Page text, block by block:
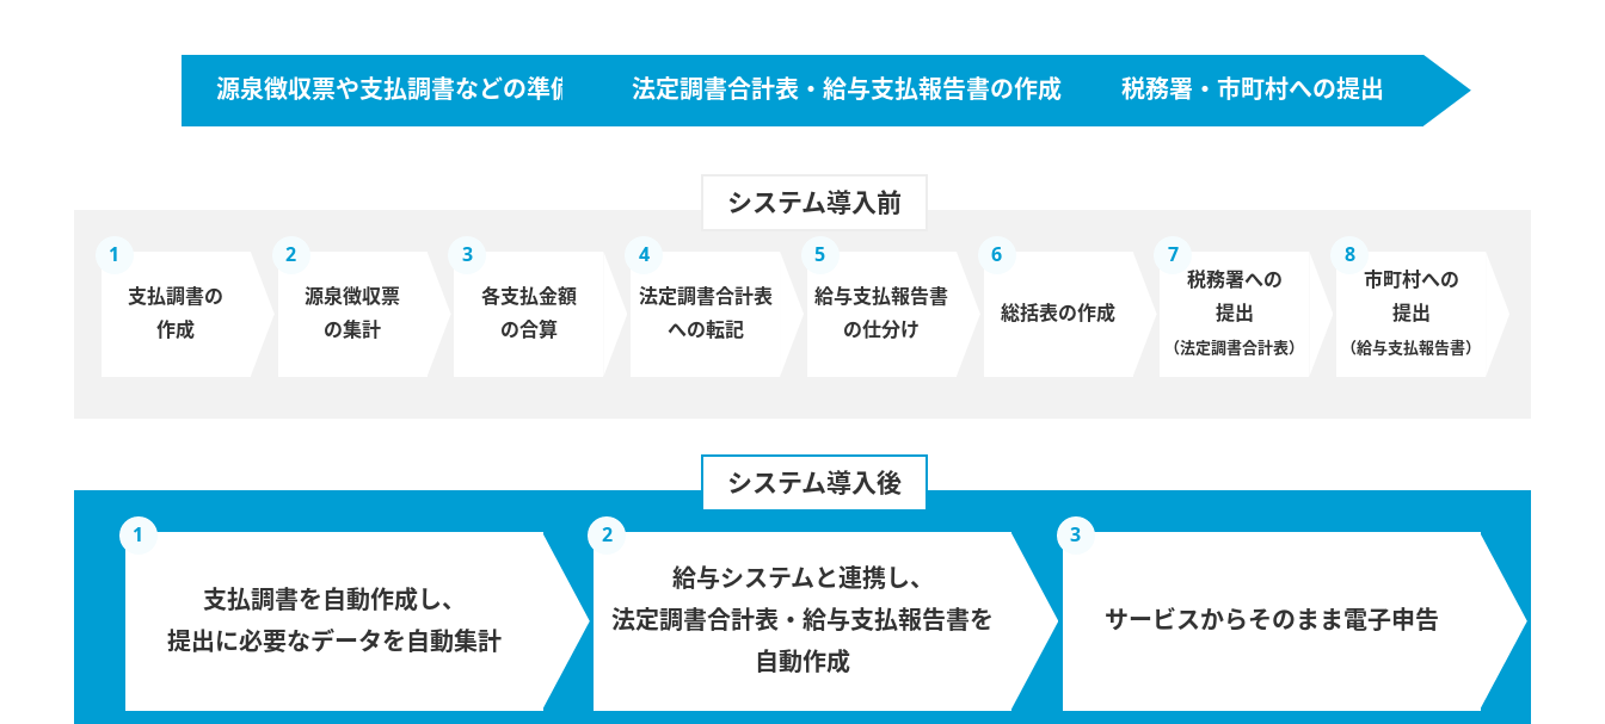
源泉徴収票や支払調書などの準備 法定調書合計表・給与支払報告書の作成 税務署・市町村への提出
システム導入前
1
支払調書の
作成
2
源泉徴収票
の集計
3
各支払金額
の合算
4
法定調書合計表
への転記
5
給与支払報告書
の仕分け
6
総括表の作成
7
税務署への
提出
（法定調書合計表）
8
市町村への
提出
（給与支払報告書）
システム導入後
1
支払調書を自動作成し、
提出に必要なデータを自動集計
2
給与システムと連携し、
法定調書合計表・給与支払報告書を
自動作成
3
サービスからそのまま電子申告